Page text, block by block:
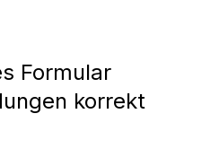
Formular
korrekt